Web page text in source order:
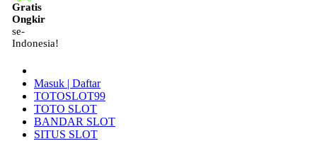
Gratis
Ongkir
se-
Indonesia!
Masuk | Daftar
TOTOSLOT99
TOTO SLOT
BANDAR SLOT
SITUS SLOT